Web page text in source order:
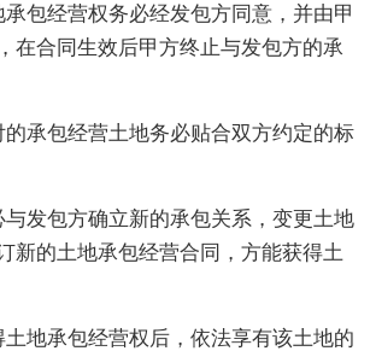
承包经营权务必经发包方同意，并由甲
在合同生效后甲方终止与发包方的承
的承包经营土地务必贴合双方约定的标
与发包方确立新的承包关系，变更土地
新的土地承包经营合同，方能获得土
土地承包经营权后，依法享有该土地的